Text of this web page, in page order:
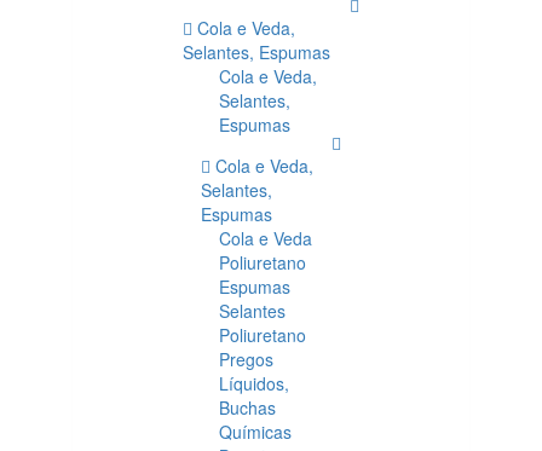
Cola e Veda,
Selantes, Espumas
Cola e Veda,
Selantes,
Espumas
Cola e Veda,
Selantes,
Espumas
Cola e Veda
Poliuretano
Espumas
Selantes
Poliuretano
Pregos
Líquidos,
Buchas
Químicas